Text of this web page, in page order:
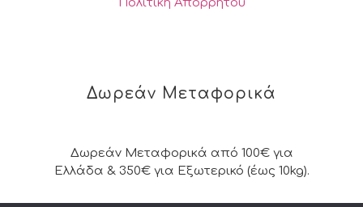
Δωρεάν Μεταφορικά
Δωρεάν Μεταφορικά από 100€ για
Ελλάδα & 350€ για Εξωτερικό (έως 10kg).